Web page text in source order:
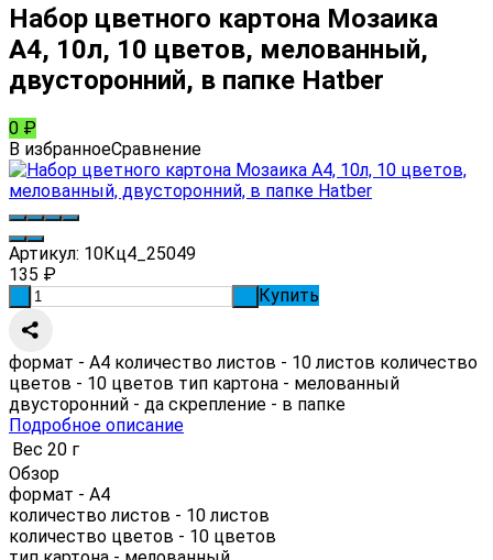
Набор цветного картона Мозаика
А4, 10л, 10 цветов, мелованный,
двусторонний, в папке Hatber
0 ₽
В избранноеСравнение
Артикул: 10Кц4_25049
135 ₽
Купить
формат - А4 количество листов - 10 листов количество
цветов - 10 цветов тип картона - мелованный
двусторонний - да скрепление - в папке
Подробное описание
Вес 20 г
Обзор
формат - А4
количество листов - 10 листов
количество цветов - 10 цветов